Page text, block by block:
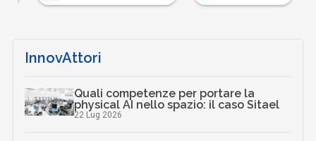
InnovAttori
Quali competenze per portare la
physical AI nello spazio: il caso Sitael
22 Lug 2026